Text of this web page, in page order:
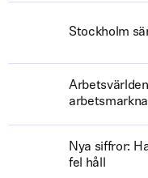
Stockholm
Nya siffror:
fel håll